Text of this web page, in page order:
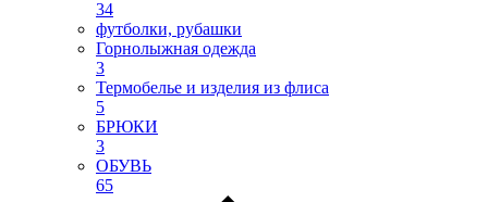
34
футболки, рубашки
Горнолыжная одежда
3
Термобелье и изделия из флиса
5
БРЮКИ
3
ОБУВЬ
65